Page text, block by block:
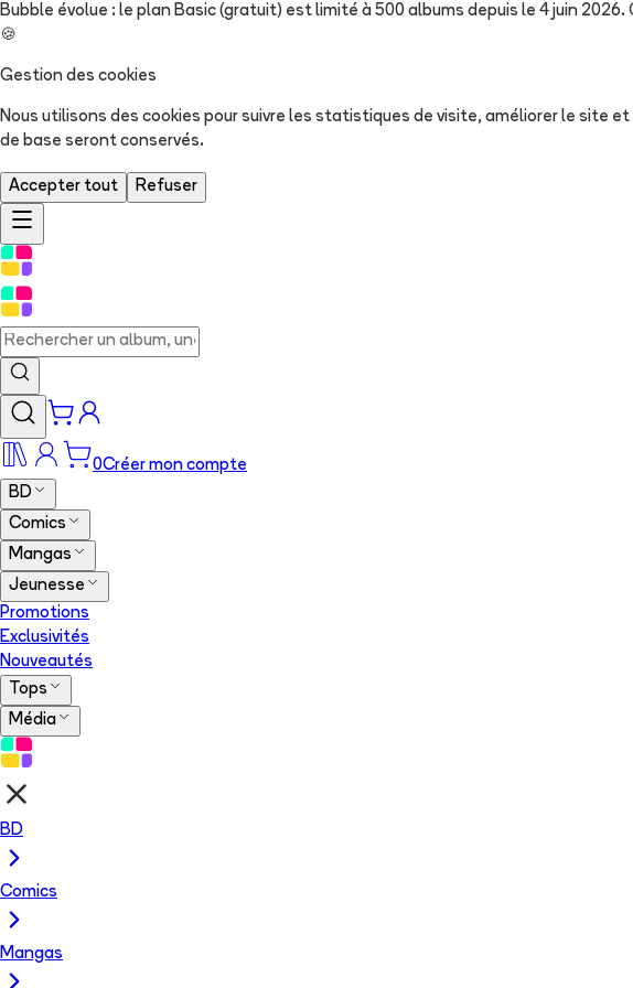
Bubble évolue : le plan Basic (gratuit) est limité à 500 albums depuis le 4 juin
🍪
Gestion des cookies
Nous utilisons des cookies pour suivre les statistiques de visite, améliorer le site
de base seront conservés.
Accepter tout Refuser
0Créer mon compte
BD
Comics
Mangas
Jeunesse
Promotions
Exclusivités
Nouveautés
Tops
Média
BD
Comics
Mangas